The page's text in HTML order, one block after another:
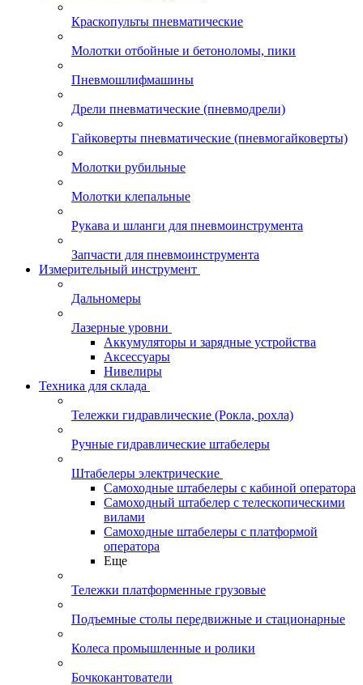
Краскопульты пневматические
Молотки отбойные и бетоноломы, пики
Пневмошлифмашины
Дрели пневматические (пневмодрели)
Гайковерты пневматические (пневмогайковерты)
Молотки рубильные
Молотки клепальные
Рукава и шланги для пневмоинструмента
Запчасти для пневмоинструмента
Измерительный инструмент
Дальномеры
Лазерные уровни
Аккумуляторы и зарядные устройства
Аксессуары
Нивелиры
Техника для склада
Тележки гидравлические (Рокла, рохла)
Ручные гидравлические штабелеры
Штабелеры электрические
Самоходные штабелеры с кабиной оператора
Самоходный штабелер с телескопическими
вилами
Самоходные штабелеры с платформой
оператора
Еще
Тележки платформенные грузовые
Подъемные столы передвижные и стационарные
Колеса промышленные и ролики
Бочкокантователи